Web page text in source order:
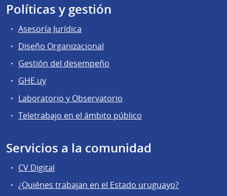
Políticas y gestión
Asesoría Jurídica
Diseño Organizacional
Gestión del desempeño
GHE.uy
Laboratorio y Observatorio
Teletrabajo en el ámbito público
Servicios a la comunidad
CV Digital
¿Quiénes trabajan en el Estado uruguayo?